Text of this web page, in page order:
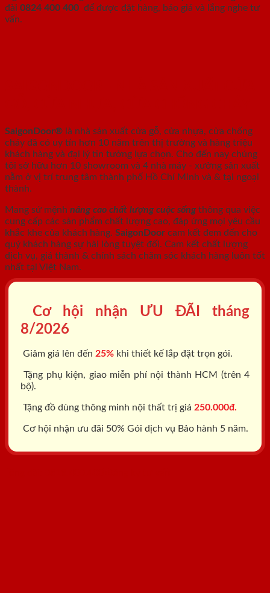
đài 0824 400 400 để được đặt hàng, báo giá và lắng nghe tư
vấn.
SaigonDoor® là nhà sản xuất cửa gỗ, cửa nhựa, cửa chống
cháy đã có uy tín hơn 10 năm trên thị trường và hàng triệu
khách hàng và đại lý tin tưởng lựa chọn. Cho đến nay chúng
tôi sở hữu hơn 10 showroom và 4 nhà máy - xưởng sản xuất
nằm ở vị trí trung tâm thành phố Hồ Chí Minh và & tại ngoại
thành.
Mang sứ mệnh nâng cao chất lượng cuộc sống thông qua việc
cung cấp các sản phẩm chất lượng cao, đáp ứng mọi yêu cầu
khắc khe của khách hàng. SaigonDoor cam kết đem đến cho
quý khách hàng sự hài lòng tuyệt đối. Cam kết chất lượng
dịch vụ, giá thành & chính sách chăm sóc khách hàng luôn tốt
nhất tại Việt Nam.
Cơ hội nhận ƯU ĐÃI tháng
8/2026
Giảm giá lên đến 25% khi thiết kế lắp đặt trọn gói.
Tặng phụ kiện, giao miễn phí nội thành HCM (trên 4
bộ).
Tặng đồ dùng thông minh nội thất trị giá 250.000đ.
Cơ hội nhận ưu đãi 50% Gói dịch vụ Bảo hành 5 năm.